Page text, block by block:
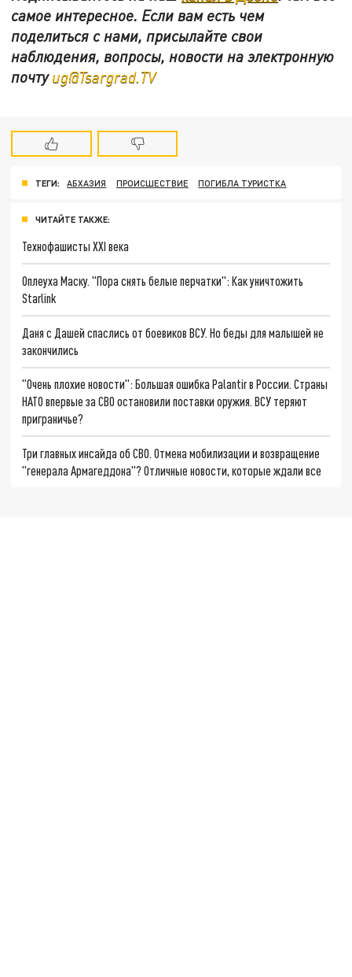
самое интересное. Если вам есть чем
поделиться с нами, присылайте свои
наблюдения, вопросы, новости на электронную
почтуug@Tsargrad.TV
ТЕГИ: АБХАЗИЯ ПРОИСШЕСТВИЕ ПОГИБЛА ТУРИСТКА
ЧИТАЙТЕ ТАКЖЕ:
Технофашисты XXI века
Оплеуха Маску. "Пора снять белые перчатки": Как уничтожить
Starlink
Даня с Дашей спаслись от боевиков ВСУ. Но беды для малышей не
закончились
"Очень плохие новости": Большая ошибка Palantir в России. Страны
НАТО впервые за СВО остановили поставки оружия. ВСУ теряют
приграничье?
Три главных инсайда об СВО. Отмена мобилизации и возвращение
"генерала Армагеддона"? Отличные новости, которые ждали все